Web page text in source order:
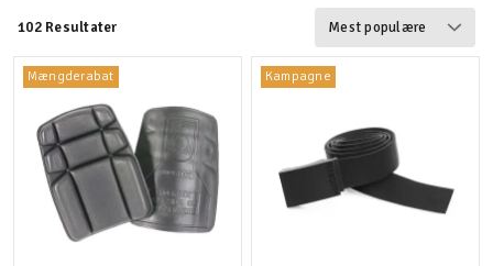
102 Resultater
Mængderabat Kampagne